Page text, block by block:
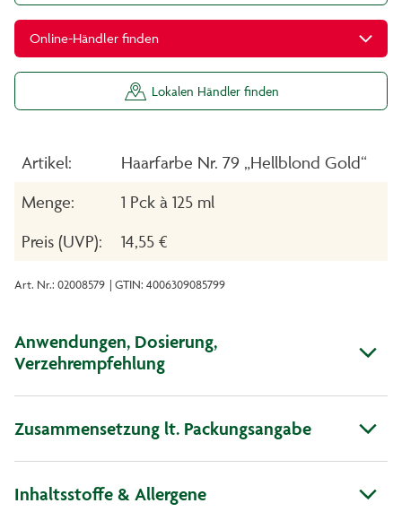
Online-Händler finden
Lokalen Händler finden
Artikel:
Haarfarbe Nr. 79 „Hellblond Gold“
Menge:
1 Pck à 125 ml
Preis (UVP):
14,55 €
Art. Nr.: 02008579 | GTIN: 4006309085799
Anwendungen, Dosierung,
Verzehrempfehlung
Zusammensetzung lt. Packungsangabe
Inhaltsstoffe & Allergene